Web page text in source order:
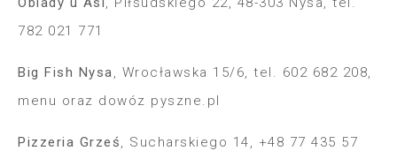
782 021 771
Big Fish Nysa, Wrocławska 15/6, tel. 602 682 208,
menu oraz dowóz pyszne.pl
Pizzeria Grze ś, Sucharskiego 14, +48 77 435 57